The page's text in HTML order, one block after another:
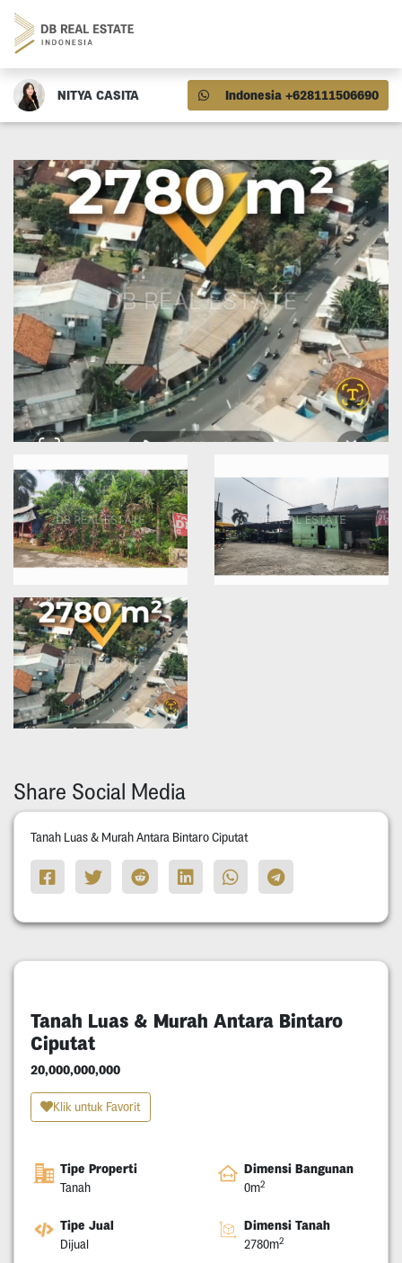
NITYA CASITA Indonesia +628111506690
Share Social Media
Tanah Luas & Murah Antara Bintaro Ciputat
Tanah Luas & Murah Antara Bintaro
Ciputat
20,000,000,000
Klik untuk Favorit
Tipe Properti
Tanah
Dimensi Bangunan
0m2
Tipe Jual
Dijual
Dimensi Tanah
2780m2